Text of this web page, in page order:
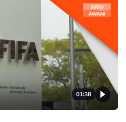
01:38